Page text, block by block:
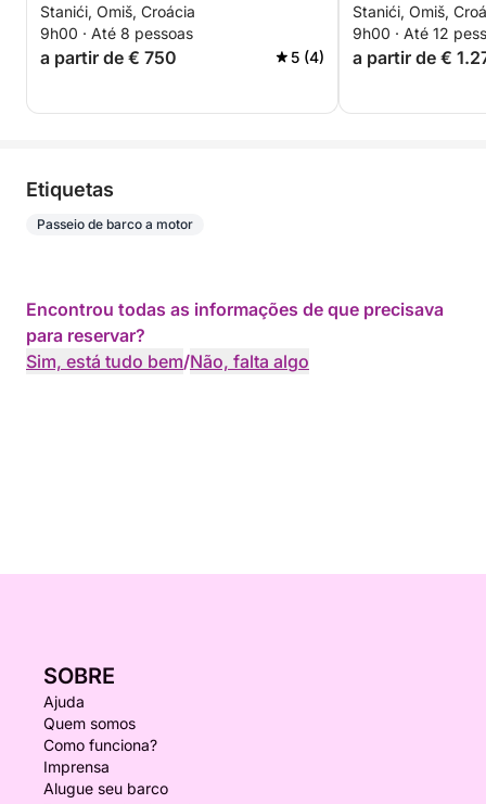
Stanići, Omiš, Croácia
9h00 · Até 8 pessoas
a partir de € 750 5 (4)
Lady Lola
Stanići, Omiš,
9h00 · Até 12
a partir de €
Etiquetas
Passeio de barco a motor
Encontrou todas as informações de que precisava
para reservar?
Sim, está tudo bem/Não, falta algo
SOBRE
Ajuda
Quem somos
Como funciona?
Imprensa
Alugue seu barco